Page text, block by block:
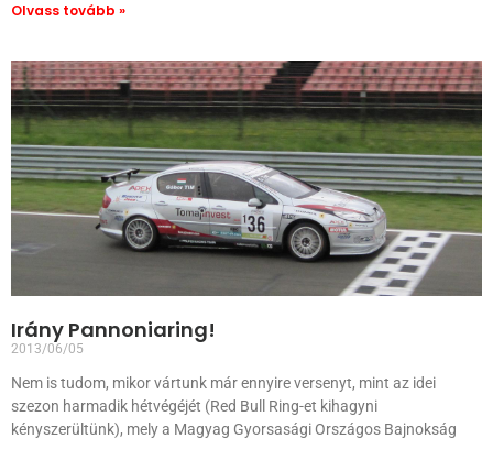
Olvass tovább »
Irány Pannoniaring!
2013/06/05
Nem is tudom, mikor vártunk már ennyire versenyt, mint az idei
szezon harmadik hétvégéjét (Red Bull Ring-et kihagyni
kényszerültünk), mely a Magyag Gyorsasági Országos Bajnokság